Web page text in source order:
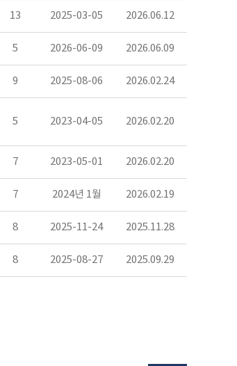
13 2025-03-05 2026.06.12
5 2026-06-09 2026.06.09
9 2025-08-06 2026.02.24
5 2023-04-05 2026.02.20
7 2023-05-01 2026.02.20
7 2024년 1월 2026.02.19
8 2025-11-24 2025.11.28
8 2025-08-27 2025.09.29